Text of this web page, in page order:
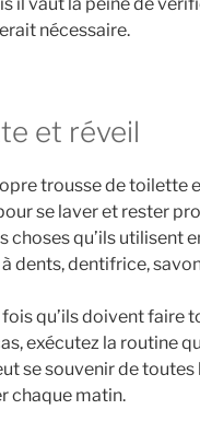
nécessaire.
et réveil
trousse de toilette
se laver et rester
choses qu’ils utilisent
dents, dentifrice,
qu’ils doivent faire
exécutez la routine
se souvenir de toutes
chaque matin.